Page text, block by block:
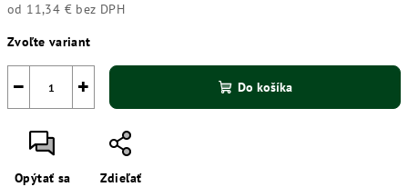
od 11,34 € bez DPH
cena:
Zvoľte variant
+
− Do košíka
Opýtať sa Zdieľať